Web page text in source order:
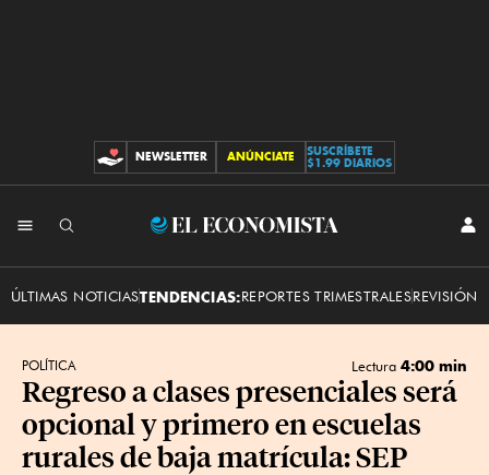
CONTRIBUCIONES
NEWSLETTER ANÚNCIATE
SUSCRÍBETE
$1.99 DIARIOS
El
ÚLTIMAS NOTICIASTENDENCIAS:REPORTES TRIMESTRALESREVISIÓN
POLÍTICA Lectura 4:00 min
Regreso a clases presenciales será
opcional y primero en escuelas
rurales de baja matrícula: SEP